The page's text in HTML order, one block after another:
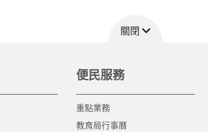
關閉
便民服務
重點業務
教育局行事曆